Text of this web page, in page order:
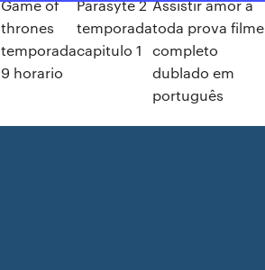
Game of
thrones
temporada
9 horario
Parasyte 2
temporada
capitulo 1
Assistir amor a
toda prova filme
completo
dublado em
português